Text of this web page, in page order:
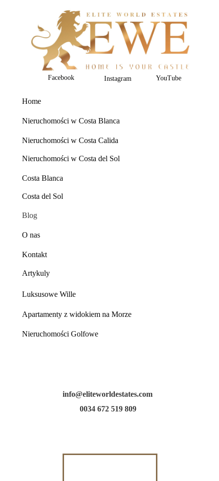
Nieruchomości w Costa Blanca
Nieruchomości w Costa Calida
Nieruchomości w Costa del Sol
Home
O nas
Costa del Sol
Instagram
Facebook YouTube
Costa Blanca
Kontakt
Luksusowe Wille
Apartamenty z widokiem na Morze
Nieruchomości Golfowe
Artykuly
info@eliteworldestates.com
0034 672 519 809
Blog